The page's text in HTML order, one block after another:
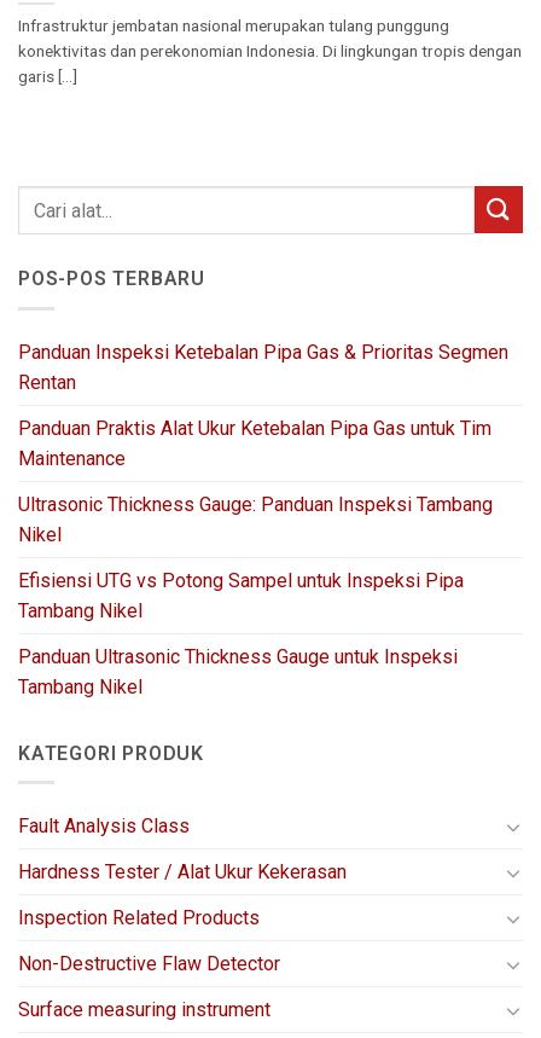
Infrastruktur jembatan nasional merupakan tulang punggung
konektivitas dan perekonomian Indonesia. Di lingkungan tropis dengan
garis [...]
POS-POS TERBARU
Panduan Inspeksi Ketebalan Pipa Gas & Prioritas Segmen
Rentan
Panduan Praktis Alat Ukur Ketebalan Pipa Gas untuk Tim
Maintenance
Ultrasonic Thickness Gauge: Panduan Inspeksi Tambang
Nikel
Efisiensi UTG vs Potong Sampel untuk Inspeksi Pipa
Tambang Nikel
Panduan Ultrasonic Thickness Gauge untuk Inspeksi
Tambang Nikel
KATEGORI PRODUK
Fault Analysis Class
Hardness Tester / Alat Ukur Kekerasan
Inspection Related Products
Non-Destructive Flaw Detector
Surface measuring instrument